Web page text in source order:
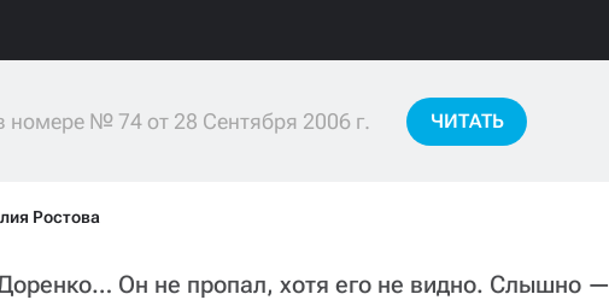
номере № 74 от 28 Сентября 2006 г. ЧИТАТЬ
Ростова
Он не пропал, хотя его не видно. Слышно —